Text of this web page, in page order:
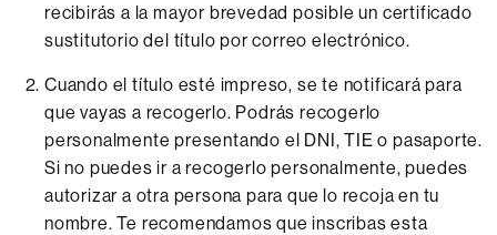
recibirás a la mayor brevedad posible un certificado
sustitutorio del título por correo electrónico.
Cuando el título esté impreso, se te notificará para
que vayas a recogerlo. Podrás recogerlo
personalmente presentando el DNI, TIE o pasaporte.
Si no puedes ir a recogerlo personalmente, puedes
autorizar a otra persona para que lo recoja en tu
nombre. Te recomendamos que inscribas esta